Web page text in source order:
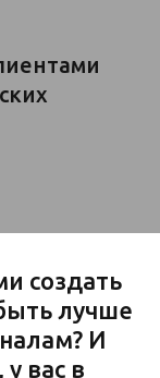
создать
лучше
И
у вас в